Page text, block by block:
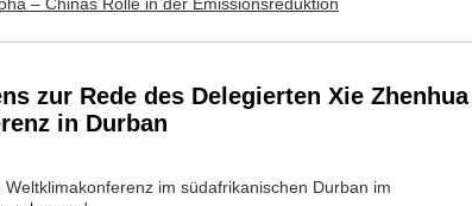
zur Rede des Delegierten Xie Zhenhua
in Durban
Weltklimakonferenz im südafrikanischen Durban im